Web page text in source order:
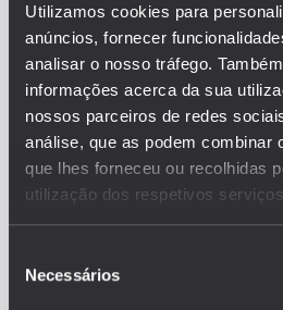
Utilizamos cookies para
anúncios, fornecer
analisar o nosso tráfego.
informações acerca da sua
nossos parceiros de redes
análise, que as podem combinar
que lhes forneceu ou recolhidas
utilização dos respetivos serviços.
Necessários
recenseamento, e o total da
população residente com
compreendidas entre os 18
24 anos, multiplicado pela
100. Os valores por NUTS
obtidos a partir da média dos
valores dos concelhos que
integram as respetivas
Este é um dos
conjunto que responde